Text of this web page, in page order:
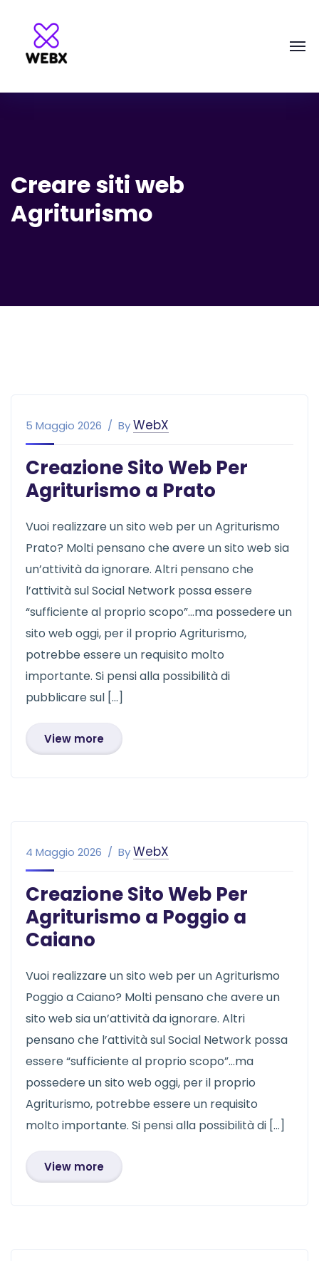
Creare siti web
Agriturismo
5 Maggio 2026 ByWebX
Creazione Sito Web Per
Agriturismo a Prato
Vuoi realizzare un sito web per un Agriturismo
Prato? Molti pensano che avere un sito web sia
un’attività da ignorare. Altri pensano che
l’attività sul Social Network possa essere
“sufficiente al proprio scopo”…ma possedere un
sito web oggi, per il proprio Agriturismo,
potrebbe essere un requisito molto
importante. Si pensi alla possibilità di
pubblicare sul […]
View more
4 Maggio 2026 ByWebX
Creazione Sito Web Per
Agriturismo a Poggio a
Caiano
Vuoi realizzare un sito web per un Agriturismo
Poggio a Caiano? Molti pensano che avere un
sito web sia un’attività da ignorare. Altri
pensano che l’attività sul Social Network possa
essere “sufficiente al proprio scopo”…ma
possedere un sito web oggi, per il proprio
Agriturismo, potrebbe essere un requisito
molto importante. Si pensi alla possibilità di […]
View more